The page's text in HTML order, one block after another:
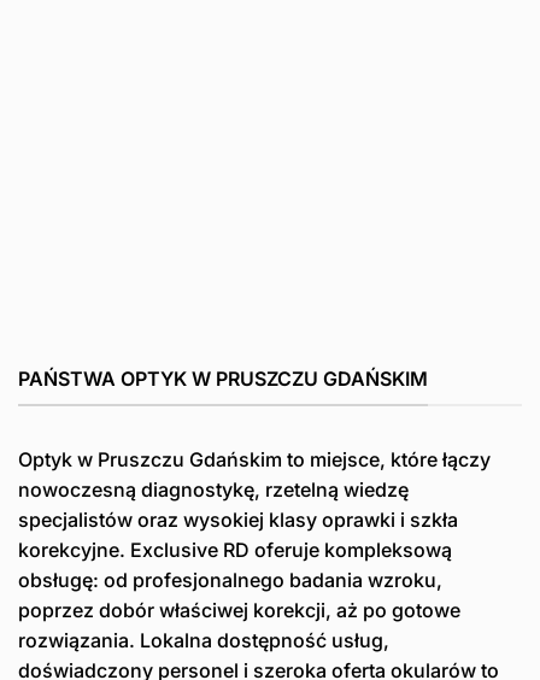
PAŃSTWA OPTYK W PRUSZCZU GDAŃSKIM
Optyk w Pruszczu Gdańskim to miejsce, które łączy
nowoczesną diagnostykę, rzetelną wiedzę
specjalistów oraz wysokiej klasy oprawki i szkła
korekcyjne. Exclusive RD oferuje kompleksową
obsługę: od profesjonalnego badania wzroku,
poprzez dobór właściwej korekcji, aż po gotowe
rozwiązania. Lokalna dostępność usług,
doświadczony personel i szeroka oferta okularów to